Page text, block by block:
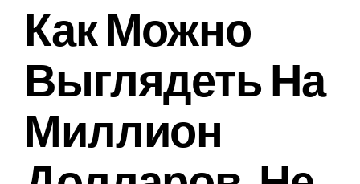
Как Можно
Выглядеть На
Миллион